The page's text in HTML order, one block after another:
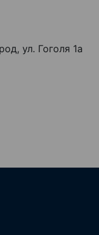
ул. Гоголя 1а